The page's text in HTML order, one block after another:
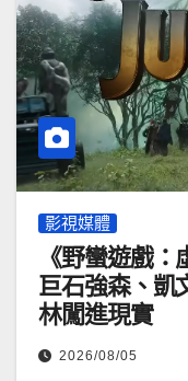
影視媒體
《野蠻遊戲
巨石強森、凱
林闖進現實
2026/08/05